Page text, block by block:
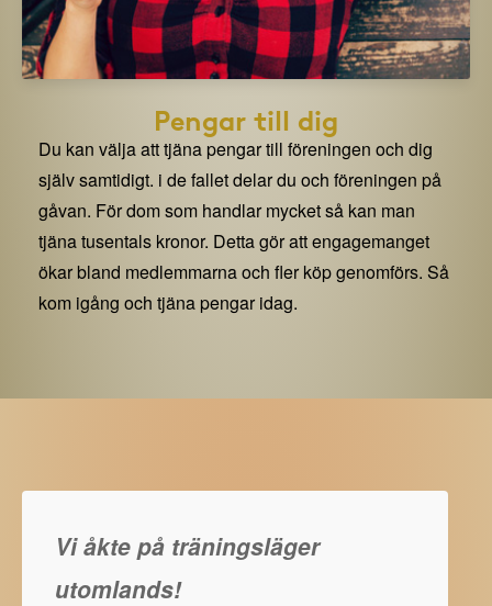
Pengar till dig
Du kan välja att tjäna pengar till föreningen och dig
själv samtidigt. i de fallet delar du och föreningen på
gåvan. För dom som handlar mycket så kan man
tjäna tusentals kronor. Detta gör att engagemanget
ökar bland medlemmarna och fler köp genomförs. Så
kom igång och tjäna pengar idag.
Vi åkte på träningsläger
utomlands!